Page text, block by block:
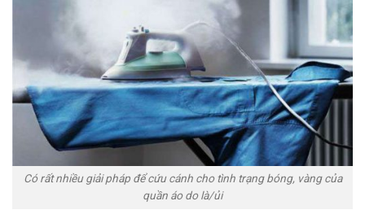
Có rất nhiều giải pháp để cứu cánh cho tình trạng bóng, vàng của
quần áo do là/ủi